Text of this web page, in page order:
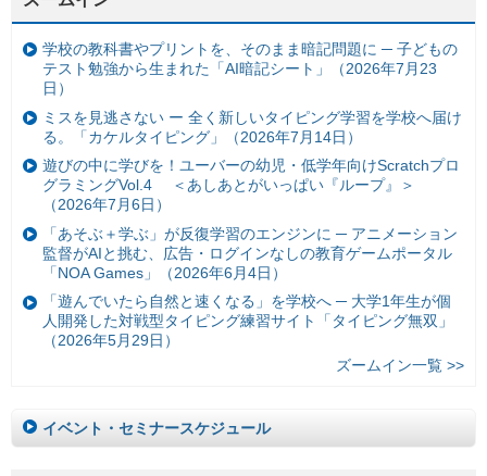
学校の教科書やプリントを、そのまま暗記問題に ─ 子どもの
テスト勉強から生まれた「AI暗記シート」（2026年7月23
日）
ミスを見逃さない ー 全く新しいタイピング学習を学校へ届け
る。「カケルタイピング」（2026年7月14日）
遊びの中に学びを！ユーバーの幼児・低学年向けScratchプロ
グラミングVol.4 ＜あしあとがいっぱい『ループ』＞
（2026年7月6日）
「あそぶ＋学ぶ」が反復学習のエンジンに ─ アニメーション
監督がAIと挑む、広告・ログインなしの教育ゲームポータル
「NOA Games」（2026年6月4日）
「遊んでいたら自然と速くなる」を学校へ ─ 大学1年生が個
人開発した対戦型タイピング練習サイト「タイピング無双」
（2026年5月29日）
ズームイン一覧 >>
イベント・セミナースケジュール